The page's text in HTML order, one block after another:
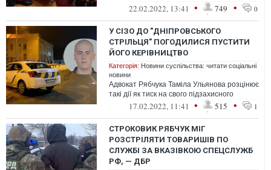
22.02.2022, 13:41 • 749 • 0
У СІЗО ДО "ДНІПРОВСЬКОГО
СТРІЛЬЦЯ" ПОГОДИЛИСЯ ПУСТИТИ
ЙОГО КЕРІВНИЦТВО
Категорія: Новини суспільства: читати соціальні
новини
Адвокат Рябчука Таміла Ульянова розцінює
такі дії як тиск на свого підзахисного
17.02.2022, 11:41 • 515 • 1
СТРОКОВИК РЯБЧУК МІГ
РОЗСТРІЛЯТИ ТОВАРИШІВ ПО
СЛУЖБІ ЗА ВКАЗІВКОЮ СПЕЦСЛУЖБ
РФ, — ДБР